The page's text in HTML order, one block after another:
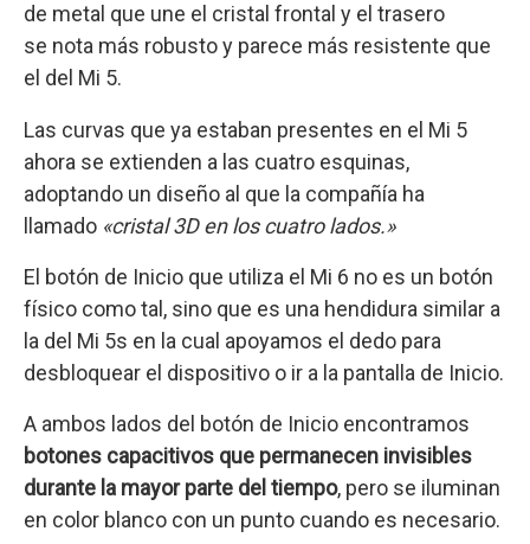
de metal que une el cristal frontal y el trasero
se nota más robusto y parece más resistente que
el del Mi 5.
Las curvas que ya estaban presentes en el Mi 5
ahora se extienden a las cuatro esquinas,
adoptando un diseño al que la compañía ha
llamado «cristal 3D en los cuatro lados.»
El botón de Inicio que utiliza el Mi 6 no es un botón
físico como tal, sino que es una hendidura similar a
la del Mi 5s en la cual apoyamos el dedo para
desbloquear el dispositivo o ir a la pantalla de Inicio.
A ambos lados del botón de Inicio encontramos
botones capacitivos que permanecen invisibles
durante la mayor parte del tiempo, pero se iluminan
en color blanco con un punto cuando es necesario.